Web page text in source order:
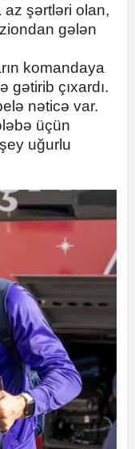
az şərtləri olan,
gələn
komandaya
gətirib çıxardı.
nəticə var.
üçün
uğurlu